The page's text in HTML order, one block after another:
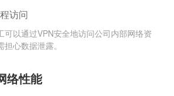
访问
可以通过VPN安全地访问公司内部网络资
担心数据泄露。
络性能